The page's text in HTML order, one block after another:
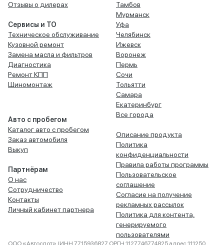
Отзывы о дилерах
Сервисы и ТО
Техническое обслуживание
Кузовной ремонт
Замена масла и фильтров
Диагностика
Ремонт КПП
Шиномонтаж
Авто с пробегом
Каталог авто с пробегом
Заказ автомобиля
Выкуп
Партнёрам
О нас
Сотрудничество
Контакты
Личный кабинет партнера
Тамбов
Мурманск
Уфа
Челябинск
Ижевск
Воронеж
Пермь
Сочи
Тольятти
Самара
Екатеринбург
Все города
Описание продукта
Политика
конфиденциальности
Правила работы программы
Пользовательское
соглашение
Согласие на получение
рекламных рассылок
Политика для контента,
генерируемого
пользователями
ООО «Автоспот» (ИНН 7715936827 ОРГН 1127746774825 адрес 111250,